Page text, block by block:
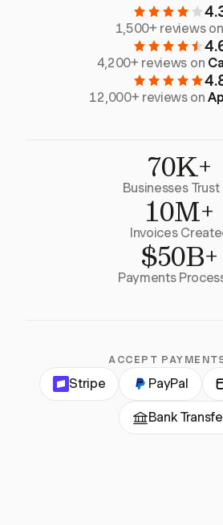
1,500+ reviews on
4,200+ reviews on
12,000+ reviews on
70K+
Businesses Trust
10M+
Invoices
$50B+
Payments
ACCEPT
Stripe PayPal
Bank